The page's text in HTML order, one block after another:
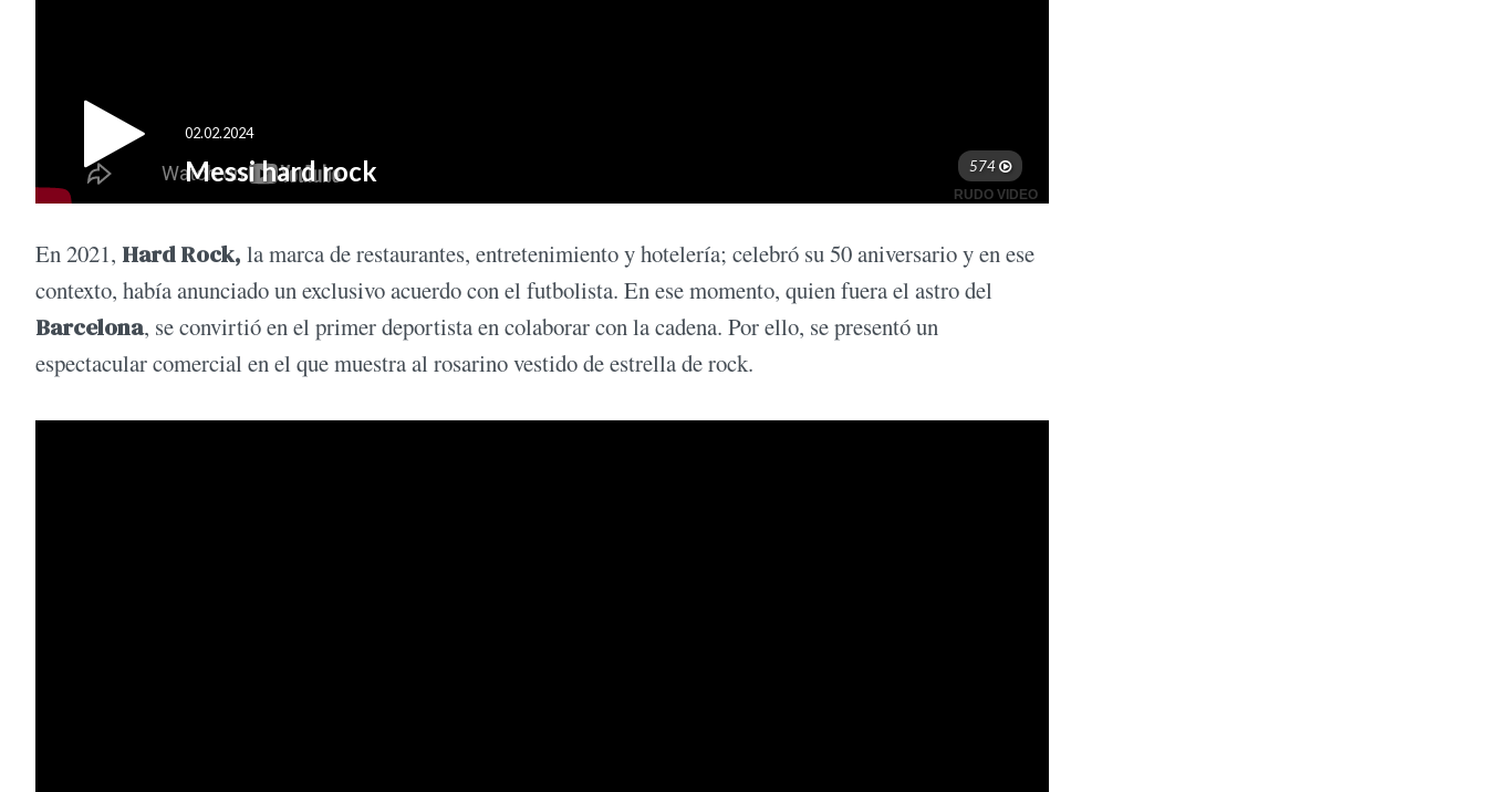
En 2021, Hard Rock, la marca de restaurantes, entretenimiento y hotelería; celebró su 50 aniversario y en ese
contexto, había anunciado un exclusivo acuerdo con el futbolista. En ese momento, quien fuera el astro del
Barcelona, se convirtió en el primer deportista en colaborar con la cadena. Por ello, se presentó un
espectacular comercial en el que muestra al rosarino vestido de estrella de rock.